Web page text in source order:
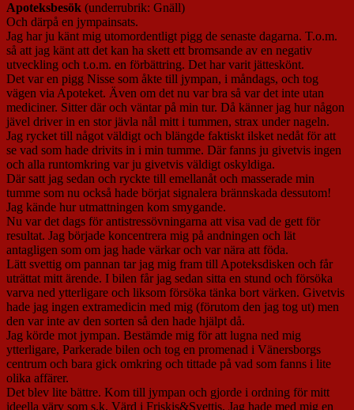
Apoteksbesök (underrubrik: Gnäll)
Och därpå en jympainsats.
Jag har ju känt mig utomordentligt pigg de senaste dagarna. T.o.m.
så att jag känt att det kan ha skett ett bromsande av en negativ
utveckling och t.o.m. en förbättring. Det har varit jätteskönt.
Det var en pigg Nisse som åkte till jympan, i måndags, och tog
vägen via Apoteket. Även om det nu var bra så var det inte utan
mediciner. Sitter där och väntar på min tur. Då känner jag hur någon
jävel driver in en stor jävla nål mitt i tummen, strax under nageln.
Jag rycket till något väldigt och blängde faktiskt ilsket nedåt för att
se vad som hade drivits in i min tumme. Där fanns ju givetvis ingen
och alla runtomkring var ju givetvis väldigt oskyldiga.
Där satt jag sedan och ryckte till emellanåt och masserade min
tumme som nu också hade börjat signalera brännskada dessutom!
Jag kände hur utmattningen kom smygande.
Nu var det dags för antistressövningarna att visa vad de gett för
resultat. Jag började koncentrera mig på andningen och lät
antagligen som om jag hade värkar och var nära att föda.
Lätt svettig om pannan tar jag mig fram till Apoteksdisken och får
uträttat mitt ärende. I bilen får jag sedan sitta en stund och försöka
varva ned ytterligare och liksom försöka tänka bort värken. Givetvis
hade jag ingen extramedicin med mig (förutom den jag tog ut) men
den var inte av den sorten så den hade hjälpt då.
Jag körde mot jympan. Bestämde mig för att lugna ned mig
ytterligare, Parkerade bilen och tog en promenad i Vänersborgs
centrum och bara gick omkring och tittade på vad som fanns i lite
olika affärer.
Det blev lite bättre. Kom till jympan och gjorde i ordning för mitt
ideella värv som s.k. Värd i Friskis&Svettis. Jag hade med mig en